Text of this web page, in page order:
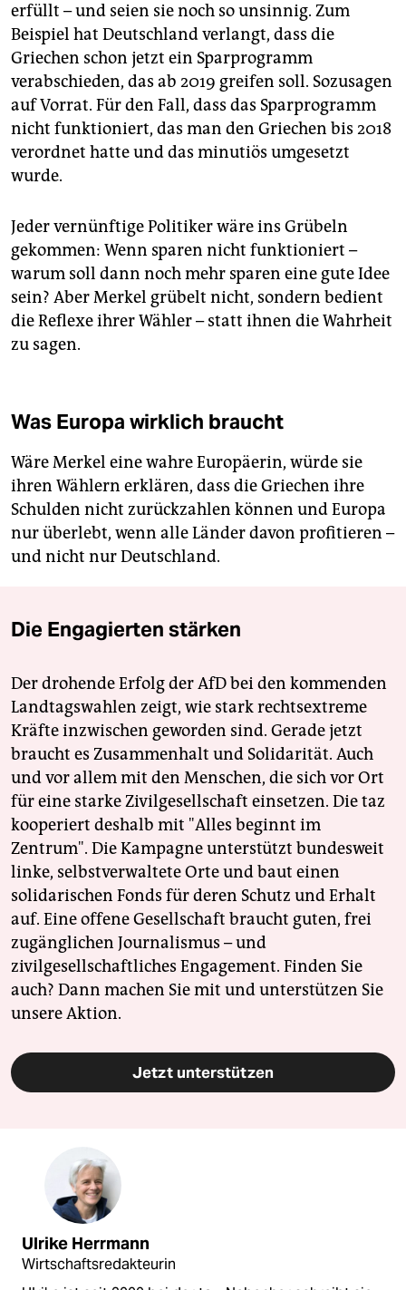
erfüllt – und seien sie noch so unsinnig. Zum
Beispiel hat Deutschland verlangt, dass die
Griechen schon jetzt ein Sparprogramm
verabschieden, das ab 2019 greifen soll. Sozusagen
auf Vorrat. Für den Fall, dass das Sparprogramm
nicht funktioniert, das man den Griechen bis 2018
verordnet hatte und das minutiös umgesetzt
wurde.
Jeder vernünftige Politiker wäre ins Grübeln
gekommen: Wenn sparen nicht funktioniert –
warum soll dann noch mehr sparen eine gute Idee
sein? Aber Merkel grübelt nicht, sondern bedient
die Reflexe ihrer Wähler – statt ihnen die Wahrheit
zu sagen.
Was Europa wirklich braucht
Wäre Merkel eine wahre Europäerin, würde sie
ihren Wählern erklären, dass die Griechen ihre
Schulden nicht zurückzahlen können und Europa
nur überlebt, wenn alle Länder davon profitieren –
und nicht nur Deutschland.
Die Engagierten stärken
Der drohende Erfolg der AfD bei den kommenden
Landtagswahlen zeigt, wie stark rechtsextreme
Kräfte inzwischen geworden sind. Gerade jetzt
braucht es Zusammenhalt und Solidarität. Auch
und vor allem mit den Menschen, die sich vor Ort
für eine starke Zivilgesellschaft einsetzen. Die taz
kooperiert deshalb mit "Alles beginnt im
Zentrum". Die Kampagne unterstützt bundesweit
linke, selbstverwaltete Orte und baut einen
solidarischen Fonds für deren Schutz und Erhalt
auf. Eine offene Gesellschaft braucht guten, frei
zugänglichen Journalismus – und
zivilgesellschaftliches Engagement. Finden Sie
auch? Dann machen Sie mit und unterstützen Sie
unsere Aktion.
Jetzt unterstützen
Ulrike Herrmann
Wirtschaftsredakteurin